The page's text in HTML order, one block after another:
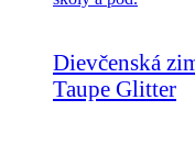
Dievčenská
Taupe Glitter